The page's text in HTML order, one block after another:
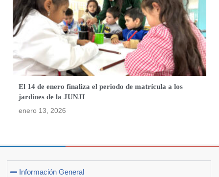
El 14 de enero finaliza el periodo de matrícula a los
jardines de la JUNJI
enero 13, 2026
Información General